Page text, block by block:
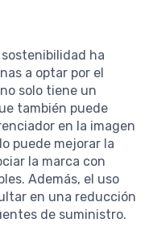
ha
a optar por el
solo tiene un
también puede
en la imagen
puede mejorar la
la marca con
Además, el uso
en una reducción
de suministro.